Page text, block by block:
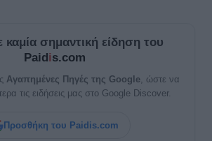
καμία σημαντική είδηση του
Paid is.com
Αγαπημένες Πηγές της Google, ώστε να
τις ειδήσεις μας στο Google Discover.
Προσθήκη του Paidis.com